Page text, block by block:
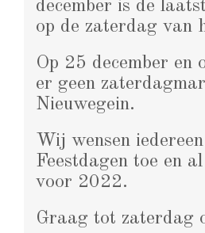
december is de
op de zaterdag van
Op 25 december en
er geen
Nieuwegein.
Wij wensen
Feestdagen toe en
voor 2022.
Graag tot zaterdag